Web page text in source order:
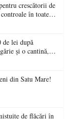
crescătorii de
în toate
de lei după
și o cantină,
din Satu Mare!